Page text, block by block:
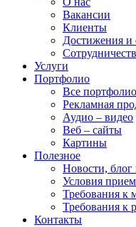
Вакансии
Клиенты
Достижения и
Услуги
Портфолио
Все портфолио
Рекламная
Аудио – видео
Веб – сайты
Картины
Полезное
Новости, блог
Условия
Требования к
Требования к
Контакты